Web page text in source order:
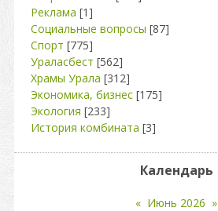
Реклама [1]
Социальные вопросы [87]
Спорт [775]
Ураласбест [562]
Храмы Урала [312]
Экономика, бизнес [175]
Экология [233]
История комбината [3]
Календарь
« Июнь 2026 »